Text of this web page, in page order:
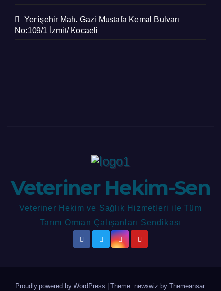
Yenişehir Mah. Gazi Mustafa Kemal Bulvarı
No:109/1 İzmit/ Kocaeli
Veteriner Hekim-Sen
Veteriner Hekim ve Sağlık Hizmetleri ile Tüm
Tarım Orman Çalışanları Sendikası
Proudly powered by WordPress Theme: newswiz by Themeansar.